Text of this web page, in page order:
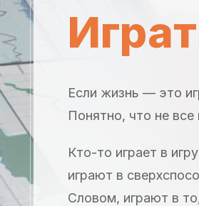
Если жизнь — это
Понятно, что не
Кто-то играет в
играют в
Словом, играют в